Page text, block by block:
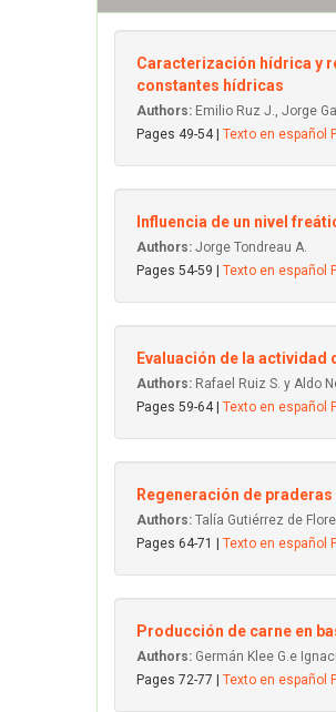
Caracterización hídrica y
constantes hídricas
Authors: Emilio Ruz J., Jorge
Pages 49-54 | Texto en español
Influencia de un nivel
Authors: Jorge Tondreau A.
Pages 54-59 | Texto en español
Evaluación de la
Authors: Rafael Ruiz S. y Aldo
Pages 59-64 | Texto en español
Regeneración de
Authors: Talía Gutiérrez de
Pages 64-71 | Texto en español
Producción de carne en
Authors: Germán Klee G.e
Pages 72-77 | Texto en español